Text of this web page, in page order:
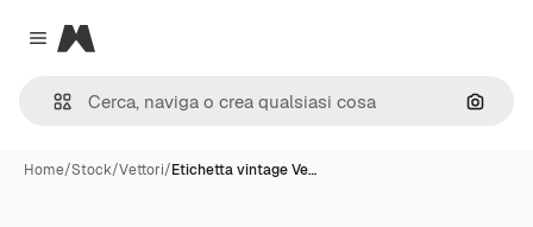
Close menu
Magnific
Cerca
Home/Stock/Vettori/Etichetta vintage Ve…